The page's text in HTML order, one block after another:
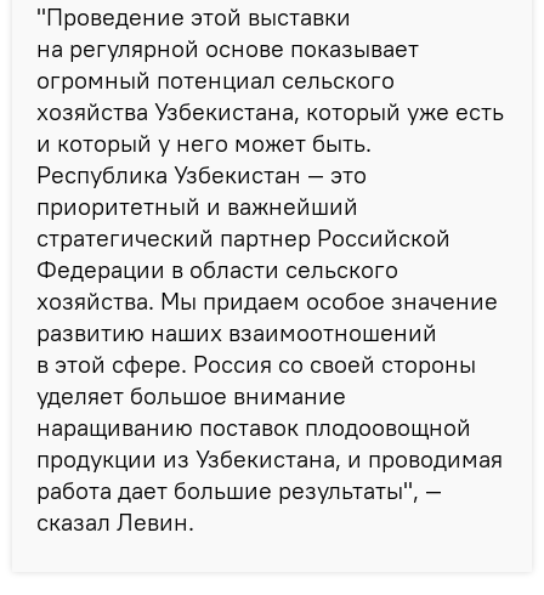
"Проведение этой выставки
на регулярной основе показывает
огромный потенциал сельского
хозяйства Узбекистана, который уже есть
и который у него может быть.
Республика Узбекистан — это
приоритетный и важнейший
стратегический партнер Российской
Федерации в области сельского
хозяйства. Мы придаем особое значение
развитию наших взаимоотношений
в этой сфере. Россия со своей стороны
уделяет большое внимание
наращиванию поставок плодоовощной
продукции из Узбекистана, и проводимая
работа дает большие результаты", —
сказал Левин.